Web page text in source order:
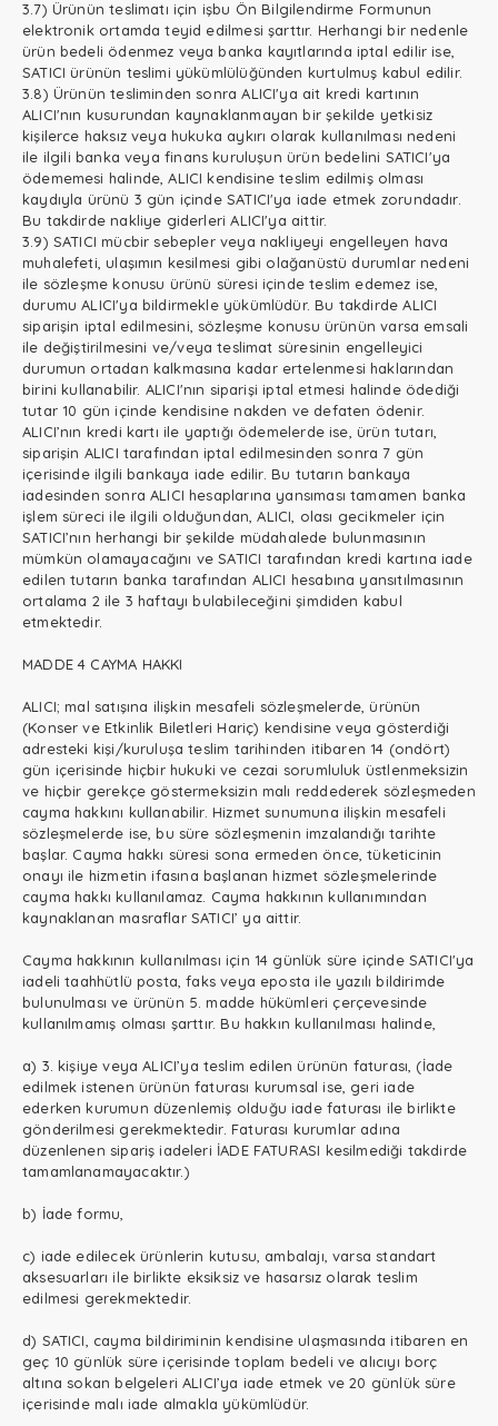
3.7) Ürünün teslimatı için işbu Ön Bilgilendirme Formunun
elektronik ortamda teyid edilmesi şarttır. Herhangi bir nedenle
ürün bedeli ödenmez veya banka kayıtlarında iptal edilir ise,
SATICI ürünün teslimi yükümlülüğünden kurtulmuş kabul edilir.
3.8) Ürünün tesliminden sonra ALICI'ya ait kredi kartının
ALICI'nın kusurundan kaynaklanmayan bir şekilde yetkisiz
kişilerce haksız veya hukuka aykırı olarak kullanılması nedeni
ile ilgili banka veya finans kuruluşun ürün bedelini SATICI'ya
ödememesi halinde, ALICI kendisine teslim edilmiş olması
kaydıyla ürünü 3 gün içinde SATICI'ya iade etmek zorundadır.
Bu takdirde nakliye giderleri ALICI'ya aittir.
3.9) SATICI mücbir sebepler veya nakliyeyi engelleyen hava
muhalefeti, ulaşımın kesilmesi gibi olağanüstü durumlar nedeni
ile sözleşme konusu ürünü süresi içinde teslim edemez ise,
durumu ALICI'ya bildirmekle yükümlüdür. Bu takdirde ALICI
siparişin iptal edilmesini, sözleşme konusu ürünün varsa emsali
ile değiştirilmesini ve/veya teslimat süresinin engelleyici
durumun ortadan kalkmasına kadar ertelenmesi haklarından
birini kullanabilir. ALICI'nın siparişi iptal etmesi halinde ödediği
tutar 10 gün içinde kendisine nakden ve defaten ödenir.
ALICI’nın kredi kartı ile yaptığı ödemelerde ise, ürün tutarı,
siparişin ALICI tarafından iptal edilmesinden sonra 7 gün
içerisinde ilgili bankaya iade edilir. Bu tutarın bankaya
iadesinden sonra ALICI hesaplarına yansıması tamamen banka
işlem süreci ile ilgili olduğundan, ALICI, olası gecikmeler için
SATICI’nın herhangi bir şekilde müdahalede bulunmasının
mümkün olamayacağını ve SATICI tarafından kredi kartına iade
edilen tutarın banka tarafından ALICI hesabına yansıtılmasının
ortalama 2 ile 3 haftayı bulabileceğini şimdiden kabul
etmektedir.
MADDE 4 CAYMA HAKKI
ALICI; mal satışına ilişkin mesafeli sözleşmelerde, ürünün
(Konser ve Etkinlik Biletleri Hariç) kendisine veya gösterdiği
adresteki kişi/kuruluşa teslim tarihinden itibaren 14 (ondört)
gün içerisinde hiçbir hukuki ve cezai sorumluluk üstlenmeksizin
ve hiçbir gerekçe göstermeksizin malı reddederek sözleşmeden
cayma hakkını kullanabilir. Hizmet sunumuna ilişkin mesafeli
sözleşmelerde ise, bu süre sözleşmenin imzalandığı tarihte
başlar. Cayma hakkı süresi sona ermeden önce, tüketicinin
onayı ile hizmetin ifasına başlanan hizmet sözleşmelerinde
cayma hakkı kullanılamaz. Cayma hakkının kullanımından
kaynaklanan masraflar SATICI’ ya aittir.
Cayma hakkının kullanılması için 14 günlük süre içinde SATICI'ya
iadeli taahhütlü posta, faks veya eposta ile yazılı bildirimde
bulunulması ve ürünün 5. madde hükümleri çerçevesinde
kullanılmamış olması şarttır. Bu hakkın kullanılması halinde,
a) 3. kişiye veya ALICI’ya teslim edilen ürünün faturası, (İade
edilmek istenen ürünün faturası kurumsal ise, geri iade
ederken kurumun düzenlemiş olduğu iade faturası ile birlikte
gönderilmesi gerekmektedir. Faturası kurumlar adına
düzenlenen sipariş iadeleri İADE FATURASI kesilmediği takdirde
tamamlanamayacaktır.)
b) İade formu,
c) iade edilecek ürünlerin kutusu, ambalajı, varsa standart
aksesuarları ile birlikte eksiksiz ve hasarsız olarak teslim
edilmesi gerekmektedir.
d) SATICI, cayma bildiriminin kendisine ulaşmasında itibaren en
geç 10 günlük süre içerisinde toplam bedeli ve alıcıyı borç
altına sokan belgeleri ALICI’ya iade etmek ve 20 günlük süre
içerisinde malı iade almakla yükümlüdür.